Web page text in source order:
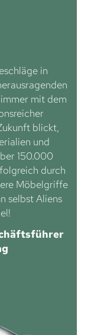
in
mit dem
blickt,
und
150.000
durch
Möbelgriffe
selbst Aliens